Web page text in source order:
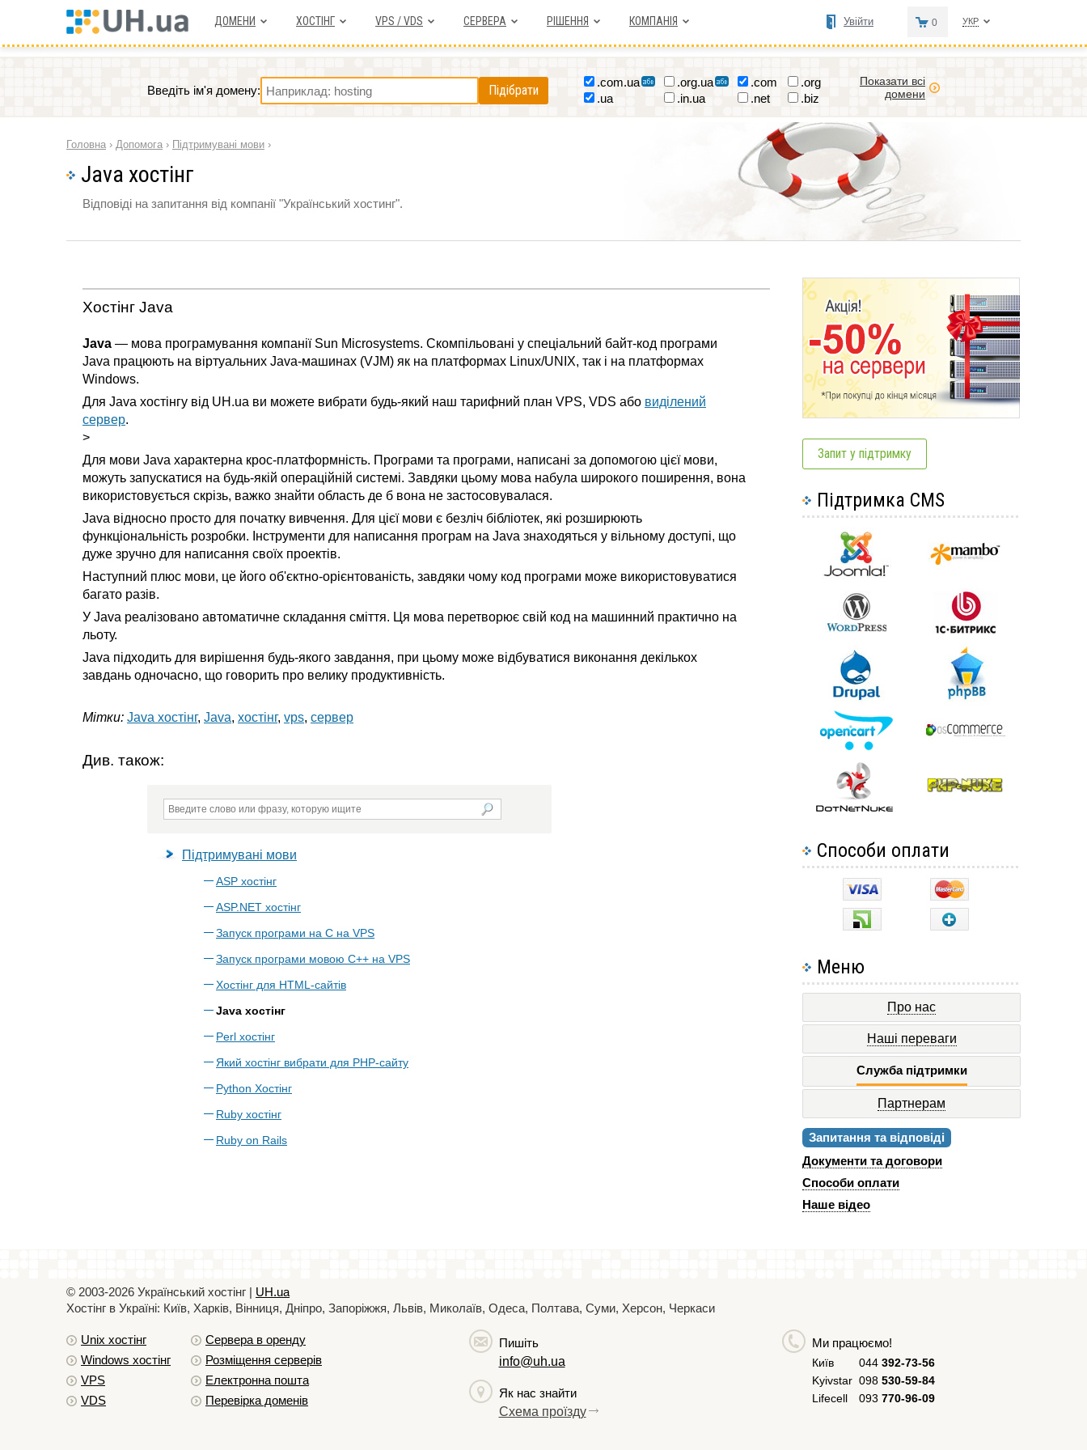
ДОМЕНИ ХОСТIНГ VPS / VDS СЕРВЕРА РІШЕННЯ КОМПАНІЯ УКР
0
Увійти
Введіть ім'я домену: Підібрати
.com.ua .org.ua .com
.org
.ua
.in.ua .net .biz
Показати всі
домени
Головна › Допомога › Підтримувані мови ›
Java хостінг
Відповіді на запитання від компанії "Український хостинг".
Хостінг Java
Java — мова програмування компанії Sun Microsystems. Скомпільовані у спеціальний байт-код програми
Java працюють на віртуальних Java-машинах (VJM) як на платформах Linux/UNIX, так і на платформах
Windows.
Для Java хостінгу від UH.ua ви можете вибрати будь-який наш тарифний план VPS, VDS або виділений
сервер.
>
Для мови Java характерна крос-платформність. Програми та програми, написані за допомогою цієї мови,
можуть запускатися на будь-якій операційній системі. Завдяки цьому мова набула широкого поширення, вона
використовується скрізь, важко знайти область де б вона не застосовувалася.
Java відносно просто для початку вивчення. Для цієї мови є безліч бібліотек, які розширюють
функціональність розробки. Інструменти для написання програм на Java знаходяться у вільному доступі, що
дуже зручно для написання своїх проектів.
Наступний плюс мови, це його об'єктно-орієнтованість, завдяки чому код програми може використовуватися
багато разів.
У Java реалізовано автоматичне складання сміття. Ця мова перетворює свій код на машинний практично на
льоту.
Java підходить для вирішення будь-якого завдання, при цьому може відбуватися виконання декількох
завдань одночасно, що говорить про велику продуктивність.
Мітки: Java хостінг, Java, хостінг, vps, сервер
Див. також:
Підтримувані мови
ASP хостінг
ASP.NET хостінг
Запуск програми на C на VPS
Запуск програми мовою C++ на VPS
Хостінг для HTML-сайтів
Java хостінг
Perl хостінг
Який хостінг вибрати для PHP-сайту
Python Хостінг
Ruby хостінг
Ruby on Rails
Запит у підтримку
Підтримка CMS
Способи оплати
Меню
Про нас
Наші переваги
Служба підтримки
Партнерам
Запитання та відповіді
Документи та договори
Способи оплати
Наше відео
© 2003-2026 Український хостiнг | UH.ua
Хостiнг в Україні: Київ, Харків, Вінниця, Дніпро, Запоріжжя, Львів, Миколаїв, Одеса, Полтава, Суми, Херсон, Черкаси
Unix хостiнг
Windows хостiнг
VPS
VDS
Сервера в оренду
Розміщення серверів
Електронна пошта
Перевірка доменів
Пишіть
info@uh.ua
Як нас знайти
Схема проїзду
Ми працюємо!
Київ 044 392-73-56
Kyivstar 098 530-59-84
Lifecell
093 770-96-09